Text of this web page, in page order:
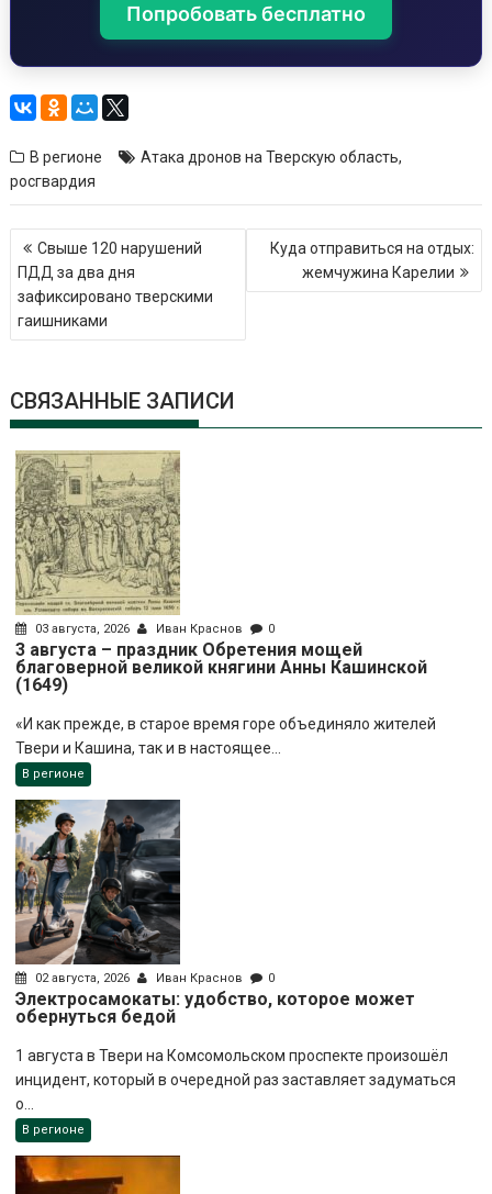
Попробовать бесплатно
В регионе Атака дронов на Тверскую область,
росгвардия
Навигация
по
записям
Свыше 120 нарушений
ПДД за два дня
зафиксировано тверскими
гаишниками
Куда отправиться на отдых:
жемчужина Карелии
СВЯЗАННЫЕ ЗАПИСИ
03 августа, 2026 Иван Краснов 0
3 августа – праздник Обретения мощей
благоверной великой княгини Анны Кашинской
(1649)
«И как прежде, в старое время горе объединяло жителей
Твери и Кашина, так и в настоящее...
В регионе
02 августа, 2026 Иван Краснов 0
Электросамокаты: удобство, которое может
обернуться бедой
1 августа в Твери на Комсомольском проспекте произошёл
инцидент, который в очередной раз заставляет задуматься
о...
В регионе